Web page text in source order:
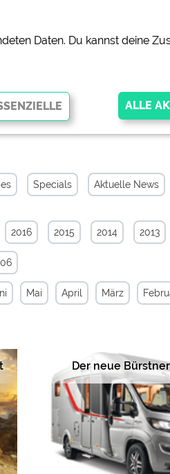
2018
Specials Aktuelle News
2016 2015 2014 2013
Mai April März
Der neue Bürstner
Daten. Du kannst deine
Teile der Website
https://policies.google.com/privacy
siehe Datenschutzerklärung des
https://policies.google.com/privacy
https://policies.google.com/privacy
https://policies.google.com/privacy
https://policies.google.com/privacy